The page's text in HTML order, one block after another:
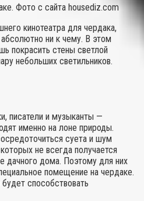
Фото с сайта housediz.com
кинотеатра для чердака,
ни к чему. В этом
покрасить стены светлой
небольших светильников.
писатели и музыканты —
именно на лоне природы.
суета и шум
не всегда получается
дачного дома. Поэтому для них
помещение на чердаке.
способствовать